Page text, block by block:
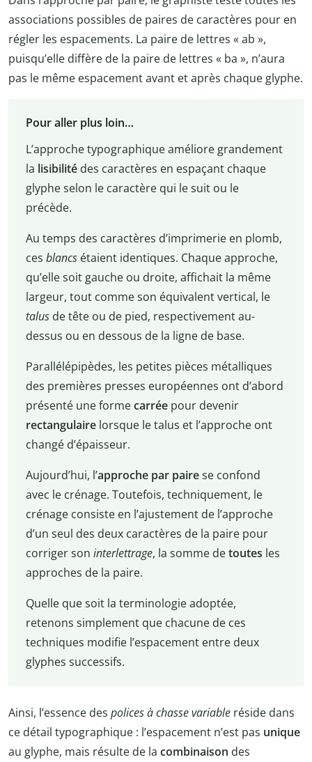
associations possibles de paires de caractères pour en
régler les espacements. La paire de lettres « ab »,
puisqu’elle diffère de la paire de lettres « ba », n’aura
pas le même espacement avant et après chaque glyphe.
Pour aller plus loin…
L’approche typographique améliore grandement
la lisibilité des caractères en espaçant chaque
glyphe selon le caractère qui le suit ou le
précède.
Au temps des caractères d’imprimerie en plomb,
ces blancs étaient identiques. Chaque approche,
qu’elle soit gauche ou droite, affichait la même
largeur, tout comme son équivalent vertical, le
talus de tête ou de pied, respectivement au-
dessus ou en dessous de la ligne de base.
Parallélépipèdes, les petites pièces métalliques
des premières presses européennes ont d’abord
présenté une formecarrée pour devenir
rectangulaire lorsque le talus et l’approche ont
changé d’épaisseur.
Aujourd’hui, l’approche par pairese confond
avec le crénage. Toutefois, techniquement, le
crénage consiste en l’ajustement de l’approche
d’un seul des deux caractères de la paire pour
corriger son interlettrage, la somme detoutes les
approches de la paire.
Quelle que soit la terminologie adoptée,
retenons simplement que chacune de ces
techniques modifie l’espacement entre deux
glyphes successifs.
Ainsi, l’essence des polices à chasse variable réside dans
ce détail typographique : l’espacement n’est pas unique
au glyphe, mais résulte de la combinaison des